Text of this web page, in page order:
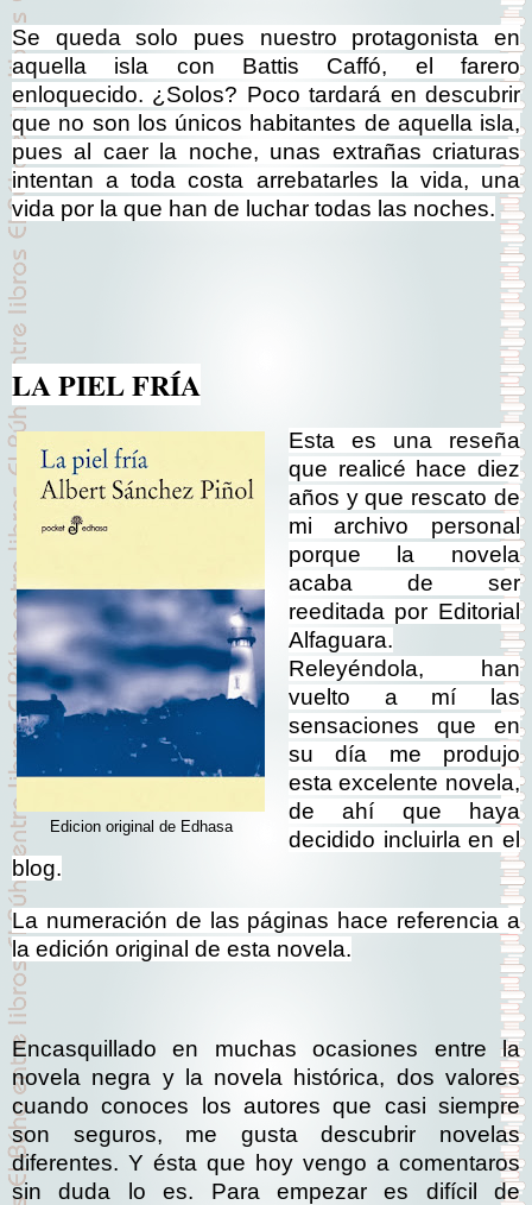
Se queda solo pues nuestro protagonista en
aquella isla con Battis Caffó, el farero
enloquecido. ¿Solos? Poco tardará en descubrir
que no son los únicos habitantes de aquella isla,
pues al caer la noche, unas extrañas criaturas
intentan a toda costa arrebatarles la vida, una
vida por la que han de luchar todas las noches.
LA PIEL FRÍA
Edicion original de Edhasa
Esta es una reseña
que realicé hace diez
años y que rescato de
mi archivo personal
porque la novela
acaba de ser
reeditada por Editorial
Alfaguara.
Releyéndola, han
vuelto a mí las
sensaciones que en
su día me produjo
esta excelente novela,
de ahí que haya
decidido incluirla en el
blog.
La numeración de las páginas hace referencia a
la edición original de esta novela.
Encasquillado en muchas ocasiones entre la
novela negra y la novela histórica, dos valores
cuando conoces los autores que casi siempre
son seguros, me gusta descubrir novelas
diferentes. Y ésta que hoy vengo a comentaros
sin duda lo es. Para empezar es difícil de